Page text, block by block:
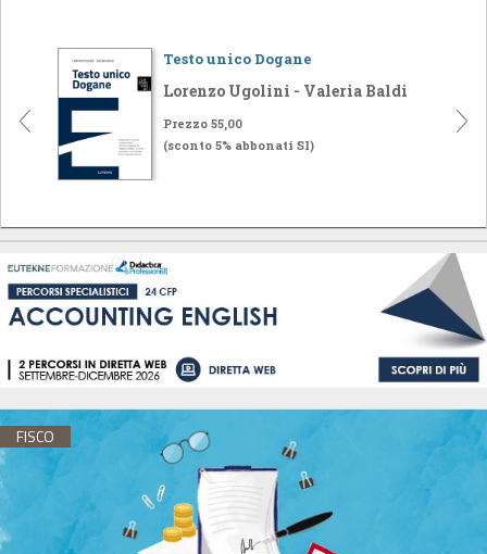
Testo unico Dogane
Lorenzo Ugolini - Valeria Baldi
Prezzo 55,00
(sconto 5% abbonati SI)
FISCO